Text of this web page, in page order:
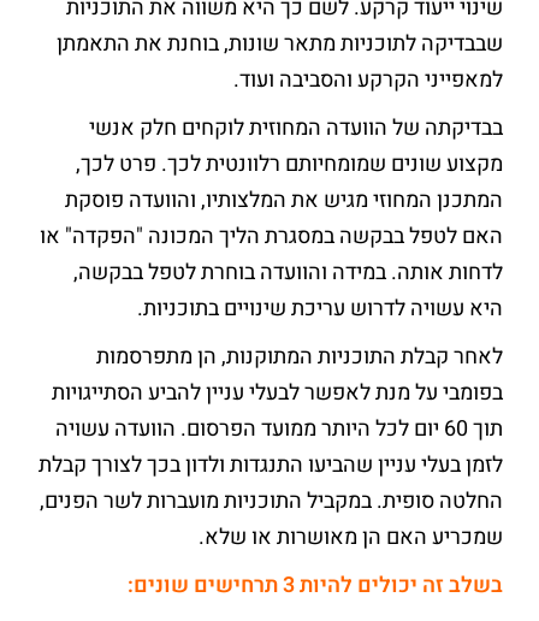
שינוי ייעוד קרקע. לשם כך היא משווה את התוכניות
שבבדיקה לתוכניות מתאר שונות, בוחנת את התאמתן
למאפייני הקרקע והסביבה ועוד.
בבדיקתה של הוועדה המחוזית לוקחים חלק אנשי
מקצוע שונים שמומחיותם רלוונטית לכך. פרט לכך,
המתכנן המחוזי מגיש את המלצותיו, והוועדה פוסקת
האם לטפל בבקשה במסגרת הליך המכונה "הפקדה" או
לדחות אותה. במידה והוועדה בוחרת לטפל בבקשה,
היא עשויה לדרוש עריכת שינויים בתוכניות.
לאחר קבלת התוכניות המתוקנות, הן מתפרסמות
בפומבי על מנת לאפשר לבעלי עניין להביע הסתייגויות
תוך 60 יום לכל היותר ממועד הפרסום. הוועדה עשויה
לזמן בעלי עניין שהביעו התנגדות ולדון בכך לצורך קבלת
החלטה סופית. במקביל התוכניות מועברות לשר הפנים,
שמכריע האם הן מאושרות או שלא.
בשלב זה יכולים להיות 3 תרחישים שונים: